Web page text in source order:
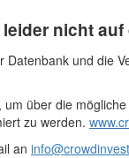
Euro
nicht
und die
über die
zu werden.
an